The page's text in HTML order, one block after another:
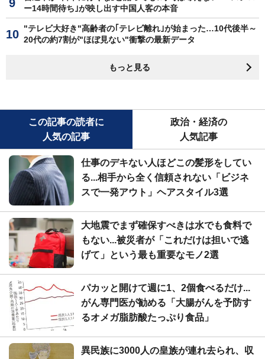
ー14時間待ち｣が映し出す中国人客の本音
"テレビ大好き"高齢者の｢テレビ離れ｣が始まった…10代後半～
20代の約7割が"ほぼ見ない"衝撃の最新データ
もっと見る
この記事の読者に
人気の記事
政治・経済の
人気記事
仕事のデキない人ほどこの髪形をしてい
る...相手から全く信頼されない「ビジネ
スで一発アウト」ヘアスタイル3選
大地震でまず確保すべきは水でも食料で
もない...被災者が「これだけは担いで逃
げて」という最も重要なモノ2選
パカッと開けて週に1、2個食べるだけ...
がん専門医が勧める「大腸がんを予防す
るオメガ脂肪酸たっぷり食品」
異民族に3000人の皇族が連れ去られ、収